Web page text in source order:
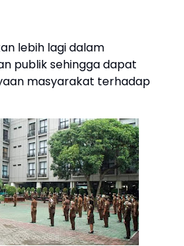
lebih lagi dalam
publik sehingga dapat
masyarakat terhadap